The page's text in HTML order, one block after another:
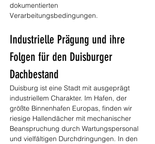
dokumentierten
Verarbeitungsbedingungen.
Industrielle Prägung und ihre
Folgen für den Duisburger
Dachbestand
Duisburg ist eine Stadt mit ausgeprägt
industriellem Charakter. Im Hafen, der
größte Binnenhafen Europas, finden wir
riesige Hallendächer mit mechanischer
Beanspruchung durch Wartungspersonal
und vielfältigen Durchdringungen. In den